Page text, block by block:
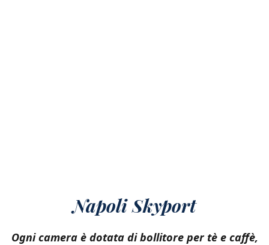
Napoli Skyport
Ogni camera è dotata di bollitore per tè e caffè,